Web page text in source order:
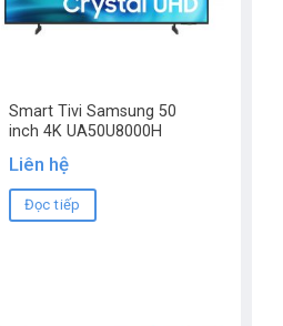
Smart Tivi Samsung 50
inch 4K UA50U8000H
Liên hệ
Đọc tiếp